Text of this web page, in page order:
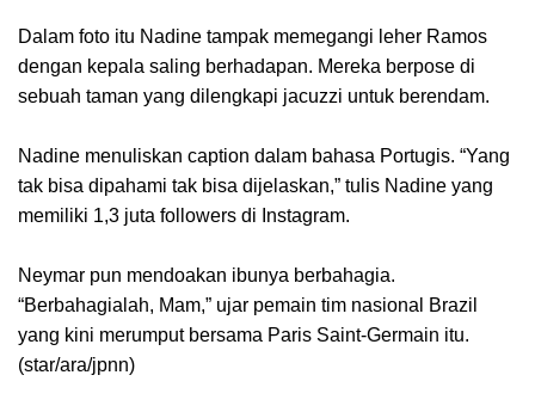
Dalam foto itu Nadine tampak memegangi leher Ramos
dengan kepala saling berhadapan. Mereka berpose di
sebuah taman yang dilengkapi jacuzzi untuk berendam.
Nadine menuliskan caption dalam bahasa Portugis. “Yang
tak bisa dipahami tak bisa dijelaskan,” tulis Nadine yang
memiliki 1,3 juta followers di Instagram.
Neymar pun mendoakan ibunya berbahagia.
“Berbahagialah, Mam,” ujar pemain tim nasional Brazil
yang kini merumput bersama Paris Saint-Germain itu.
(star/ara/jpnn)